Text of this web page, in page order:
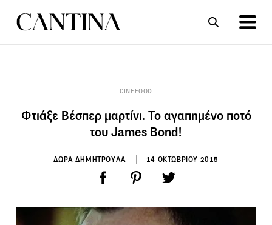
CINEFOOD
Φτιάξε Βέσπερ μαρτίνι. Το αγαπημένο ποτό
του James Bond!
ΔΩΡΑ ΔΗΜΗΤΡΟΥΛΑ 14 ΟΚΤΩΒΡΙΟΥ 2015